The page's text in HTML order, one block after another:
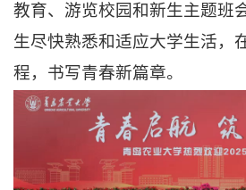
教育、游览校园和新生主题班
生尽快熟悉和适应大学生活，
程，书写青春新篇章。